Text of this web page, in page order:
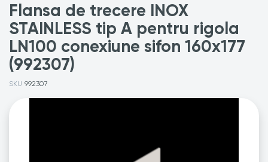
Flansa de trecere INOX
STAINLESS tip A pentru rigola
LN100 conexiune sifon 160x177
(992307)
SKU 992307